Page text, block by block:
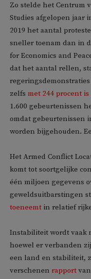
Zo stelde het Centrum
Studies afgelopen jaar
2019 het aantal
sneller toenam dan in
for Economics and
dat het aantal rellen,
zelfs met 244 procent
1.600 gebeurtenissen
omdat gebeurtenissen
worden bijgehouden.
Het Armed Conflict
komt tot soortgelijke
één miljoen gegevens
geweldsuitbarstingen
toeneemt in relatief
Instabiliteit wordt vaak
hoewel er verbanden
een land en stabiliteit,
verschenen rapport